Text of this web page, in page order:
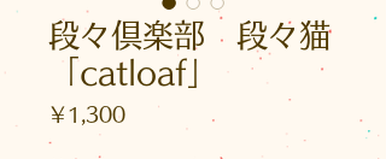
段々倶楽部 段々猫
「catloaf」
￥1,300価